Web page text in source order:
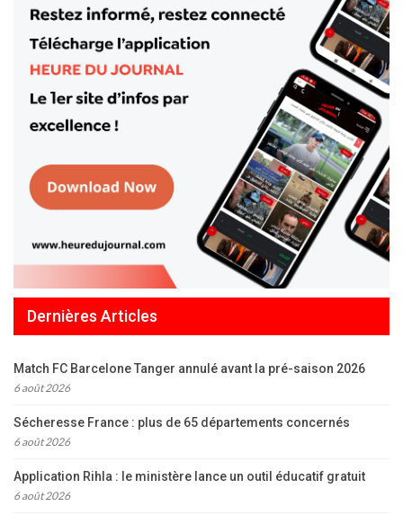
Dernières Articles
Match FC Barcelone Tanger annulé avant la pré-saison 2026
6 août 2026
Sécheresse France : plus de 65 départements concernés
6 août 2026
Application Rihla : le ministère lance un outil éducatif gratuit
6 août 2026